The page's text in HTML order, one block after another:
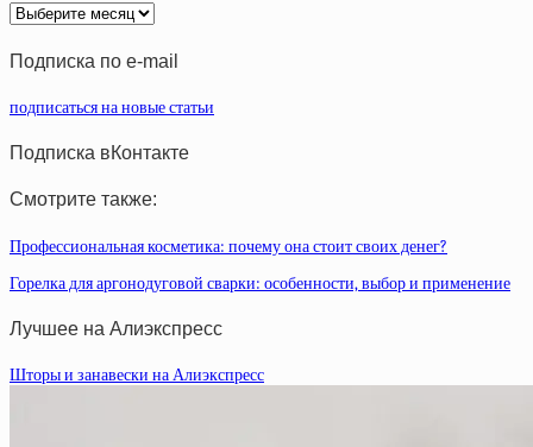
Архив
статей
Подписка по e-mail
подписаться на новые статьи
Подписка вКонтакте
Смотрите также:
Профессиональная косметика: почему она стоит своих денег?
Горелка для аргонодуговой сварки: особенности, выбор и применение
Лучшее на Алиэкспресс
Шторы и занавески на Алиэкспресс